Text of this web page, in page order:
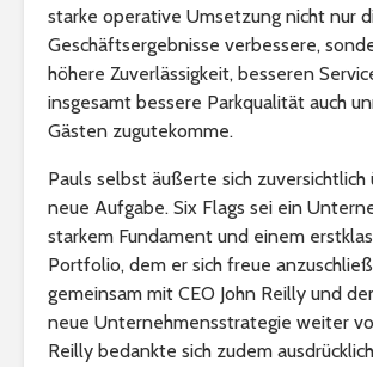
starke operative Umsetzung nicht nur
Geschäftsergebnisse verbessere,
höhere Zuverlässigkeit, besseren
insgesamt bessere Parkqualität auch
Gästen zugutekomme.
Pauls selbst äußerte sich zuversichtlich
neue Aufgabe. Six Flags sei ein
starkem Fundament und einem
Portfolio, dem er sich freue
gemeinsam mit CEO John Reilly und
neue Unternehmensstrategie weiter
Reilly bedankte sich zudem